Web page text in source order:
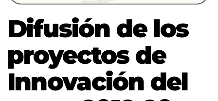
Difusión de los
proyectos de
Innovación del